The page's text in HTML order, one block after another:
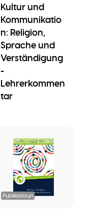
Kultur und
Kommunikatio
n: Religion,
Sprache und
Verständigung
-
Lehrerkommen
tar
Publikatioun